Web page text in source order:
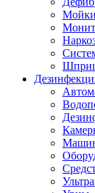
Мойки